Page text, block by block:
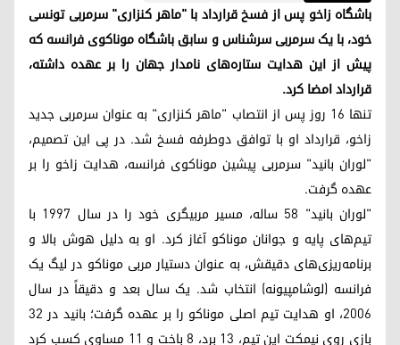
باشگاه زاخو پس از فسخ قرارداد با "ماهر کنزاری" سرمربی تونسی
خود، با یک سرمربی سرشناس و سابق باشگاه موناکوی فرانسه که
پیش از این هدایت ستاره‌های نامدار جهان را بر عهده داشته،
قرارداد امضا کرد.
تنها ۱۶ روز پس از انتصاب "ماهر کنزاری" به عنوان سرمربی جدید
زاخو، قرارداد او با توافق دوطرفه فسخ شد. در پی این تصمیم،
"لوران بانید" سرمربی پیشین موناکوی فرانسه، هدایت زاخو را بر
عهده گرفت.
"لوران بانید" ۵۸ ساله، مسیر مربیگری خود را در سال ۱۹۹۷ با
تیم‌های پایه و جوانان موناکو آغاز کرد. او به دلیل هوش بالا و
برنامه‌ریزی‌های دقیقش، به عنوان دستیار مربی موناکو در لیگ یک
فرانسه (لوشامپیونه) انتخاب شد. یک سال بعد و دقیقاً در سال
۲۰۰۶، او هدایت تیم اصلی موناکو را بر عهده گرفت؛ بانید در ۳۲
بازی روی نیمکت این تیم، ۱۳ برد، ۸ باخت و ۱۱ مساوی کسب کرد